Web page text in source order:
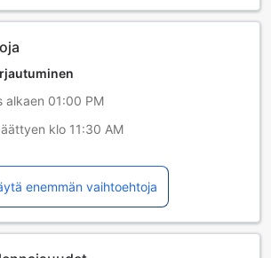
alkaen 01:00 PM
klo 11:30 AM
enemmän vaihtoehtoja